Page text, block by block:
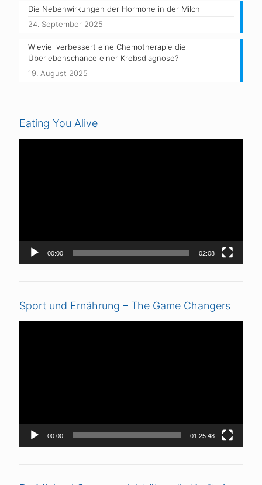
Die Nebenwirkungen der Hormone in der Milch
24. September 2025
Wieviel verbessert eine Chemotherapie die
Überlebenschance einer Krebsdiagnose?
19. August 2025
Eating You Alive
00:00 02:08
Sport und Ernährung – The Game Changers
00:00 01:25:48